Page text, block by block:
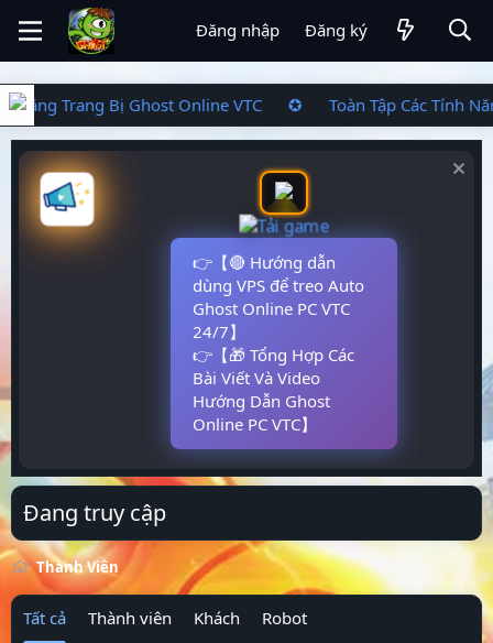
Đăng nhập Đăng ký
Năng Trang Bị Ghost Online VTC ✪ Toàn Tập Các
👉【🔴 Hướng dẫn
dùng VPS để treo Auto
Ghost Online PC VTC
24/7】
👉【🎁 Tổng Hợp Các
Bài Viết Và Video
Hướng Dẫn Ghost
Online PC VTC】
Đang truy cập
Thành Viên
Tất cả Thành viên Khách Robot